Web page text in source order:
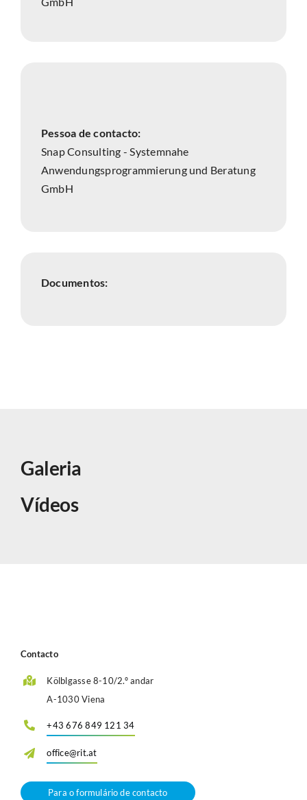
Pessoa de contacto:
Snap Consulting - Systemnahe
Anwendungsprogrammierung und Beratung
GmbH
Documentos:
Galeria
Vídeos
Contacto
Kölblgasse 8-10/2.º andar
A-1030 Viena
+43 676 849 121 34
office@rit.at
Para o formulário de contacto